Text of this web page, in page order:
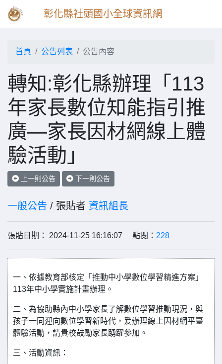
彰化縣社頭國小全球資訊網
首頁 公告列表 公告內容
轉知:彰化縣辦理「113
年家長數位知能指引推
廣—家長因材網線上體
驗活動」
上一則公告 下一則公告
一般公告 / 張貼者 資訊組長
張貼日期： 2024-11-25 16:16:07 點閱： 228
一、依據教育部核定「推動中小學數位學習精進方案」
113年中小學實施計畫辦理。
二、為協助縣內中小學家長了解數位學習推動現況，與
孩子一同迎向數位學習新時代，爰辦理線上因材網平臺
體驗活動，請貴校鼓勵家長踴躍參加。
三、活動資訊：